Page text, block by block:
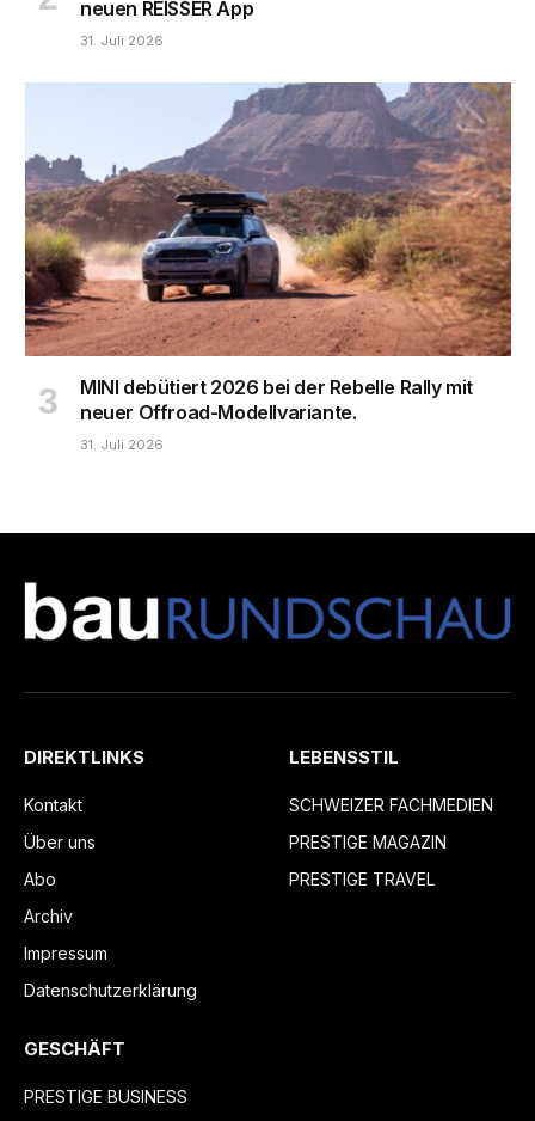
neuen REISSER App
31. Juli 2026
MINI debütiert 2026 bei der Rebelle Rally mit
neuer Offroad-Modellvariante.
31. Juli 2026
DIREKTLINKS
Kontakt
Über uns
Abo
Archiv
Impressum
Datenschutzerklärung
LEBENSSTIL
SCHWEIZER FACHMEDIEN
PRESTIGE MAGAZIN
PRESTIGE TRAVEL
GESCHÄFT
PRESTIGE BUSINESS